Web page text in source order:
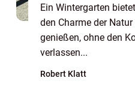
Ein Wintergarten
den Charme der
genießen, ohne den
verlassen...
Robert Klatt